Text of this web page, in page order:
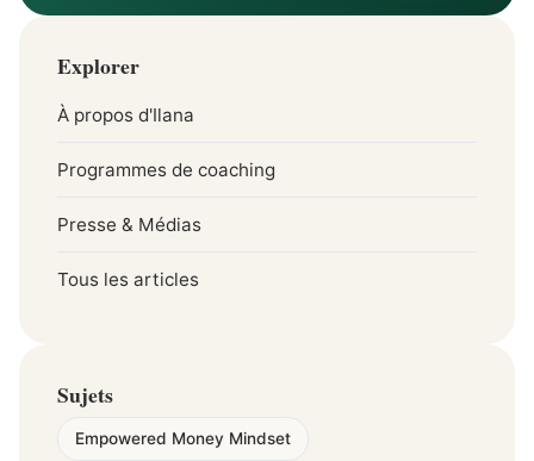
Explorer
À propos d'Ilana
Programmes de coaching
Presse & Médias
Tous les articles
Sujets
Empowered Money Mindset